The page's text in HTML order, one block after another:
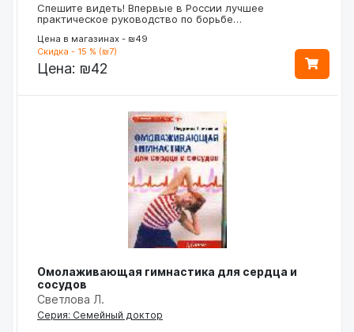
Спешите видеть! Впервые в России лучшее
практическое руководство по борьбе…
Цена в магазинах - ₪49
Скидка - 15 % (₪7)
Цена: ₪42
Омолаживающая гимнастика для сердца и
сосудов
Светлова Л.
Серия: Семейный доктор